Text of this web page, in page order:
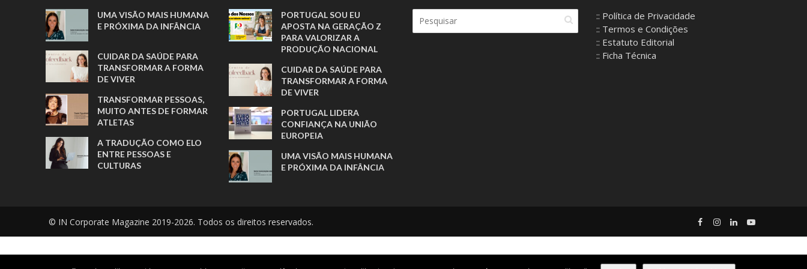
UMA VISÃO MAIS HUMANA
E PRÓXIMA DA INFÂNCIA
CUIDAR DA SAÚDE PARA
TRANSFORMAR A FORMA
DE VIVER
TRANSFORMAR PESSOAS,
MUITO ANTES DE FORMAR
ATLETAS
A TRADUÇÃO COMO ELO
ENTRE PESSOAS E
CULTURAS
PORTUGAL SOU EU
APOSTA NA GERAÇÃO Z
PARA VALORIZAR A
PRODUÇÃO NACIONAL
CUIDAR DA SAÚDE PARA
TRANSFORMAR A FORMA
DE VIVER
PORTUGAL LIDERA
CONFIANÇA NA UNIÃO
EUROPEIA
UMA VISÃO MAIS HUMANA
E PRÓXIMA DA INFÂNCIA
:: Política de Privacidade
:: Termos e Condições
:: Estatuto Editorial
:: Ficha Técnica
© IN Corporate Magazine 2019-2026. Todos os direitos reservados.